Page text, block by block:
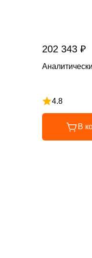
202 343 ₽
4.8
Рейтинг 4.8 из
В